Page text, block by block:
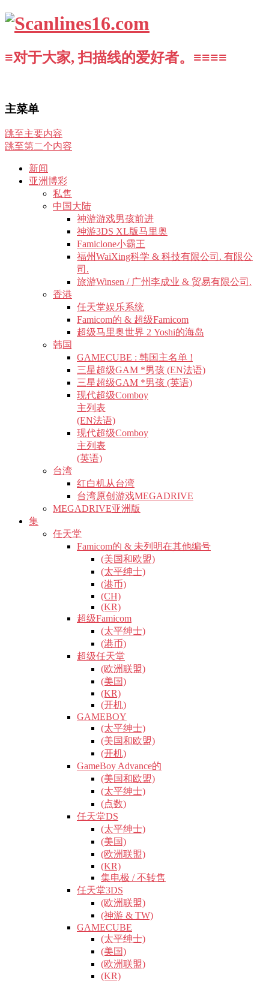
≡对于大家, 扫描线的爱好者。≡≡≡≡
主菜单
跳至主要内容
跳至第二个内容
新闻
亚洲博彩
私售
中国大陆
神游游戏男孩前进
神游3DS XL版马里奥
Famiclone小霸王
福州WaiXing科学 & 科技有限公司. 有限公
司.
旅游Winsen / 广州李成业 & 贸易有限公司.
香港
任天堂娱乐系统
Famicom的 & 超级Famicom
超级马里奥世界 2 Yoshi的海岛
韩国
GAMECUBE : 韩国主名单 !
三星超级GAM *男孩 (EN法语)
三星超级GAM *男孩 (英语)
现代超级Comboy
主列表
(EN法语)
现代超级Comboy
主列表
(英语)
台湾
红白机从台湾
台湾原创游戏MEGADRIVE
MEGADRIVE亚洲版
集
任天堂
Famicom的 & 未列明在其他编号
(美国和欧盟)
(太平绅士)
(港币)
(CH)
(KR)
超级Famicom
(太平绅士)
(港币)
超级任天堂
(欧洲联盟)
(美国)
(KR)
(开机)
GAMEBOY
(太平绅士)
(美国和欧盟)
(开机)
GameBoy Advance的
(美国和欧盟)
(太平绅士)
(点数)
任天堂DS
(太平绅士)
(美国)
(欧洲联盟)
(KR)
集电极 / 不转售
任天堂3DS
(欧洲联盟)
(神游 & TW)
GAMECUBE
(太平绅士)
(美国)
(欧洲联盟)
(KR)